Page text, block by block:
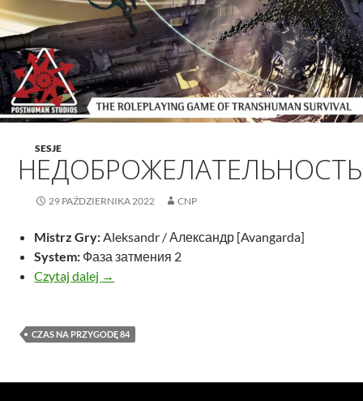
SESJE
НЕДОБРОЖЕЛАТЕЛЬНОСТЬ
29 PAŹDZIERNIKA 2022 CNP
Mistrz Gry: Aleksandr / Александр [Avangarda]
System: Фаза затмения 2
Czytaj dalej
Недоброжелательность
→
CZAS NA PRZYGODĘ 84